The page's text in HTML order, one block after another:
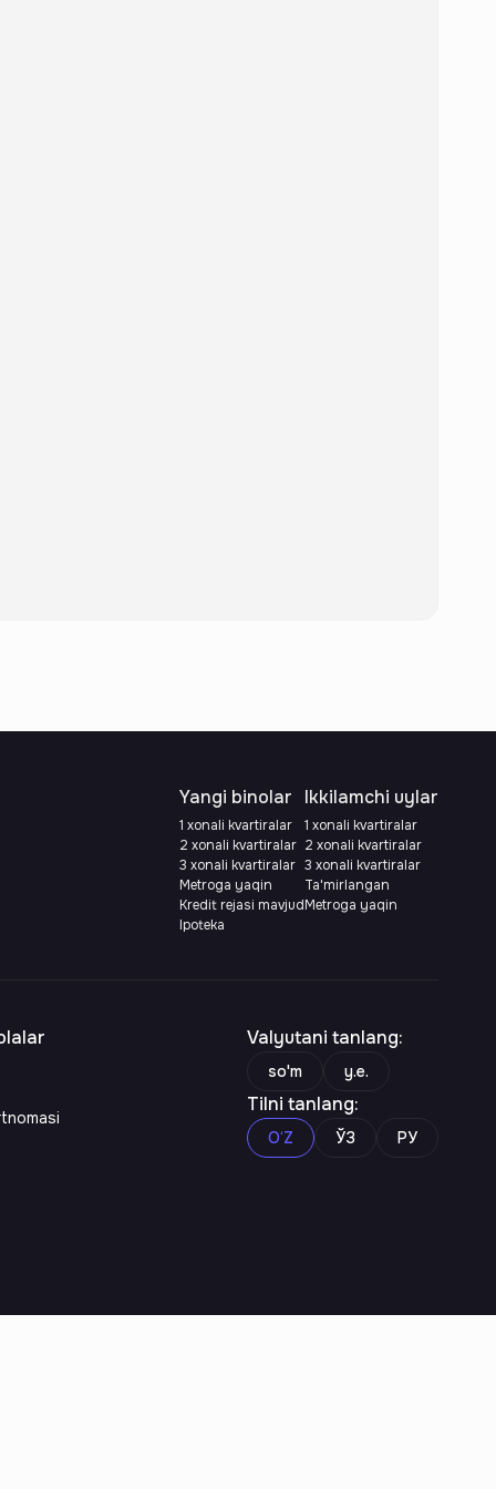
Yangi binolar
1 xonali kvartiralar
2 xonali kvartiralar
3 xonali kvartiralar
Metroga yaqin
Kredit rejasi mavjud
Ipoteka
Ikkilamchi uylar
1 xonali kvartiralar
2 xonali kvartiralar
3 xonali kvartiralar
Ta'mirlangan
Metroga yaqin
Valyutani tanlang:
so'm y.e.
Tilni tanlang:
O‘Z ЎЗ РУ